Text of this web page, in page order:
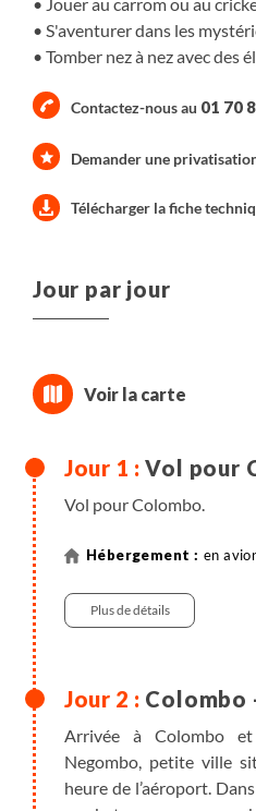
S'aventurer dans les
Tomber nez à nez avec des
Contactez-nous au 01 70
Demander une
Télécharger la fiche
Jour par jour
Vol pour
Vol pour Colombo.
en
Plus de détails
Colombo
Arrivée à Colombo
Negombo, petite ville
heure de l’aéroport.